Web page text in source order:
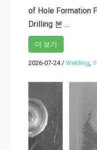
of Hole Formation
Drilling 본 ...
더 보기
2026-07-24/ Welding,